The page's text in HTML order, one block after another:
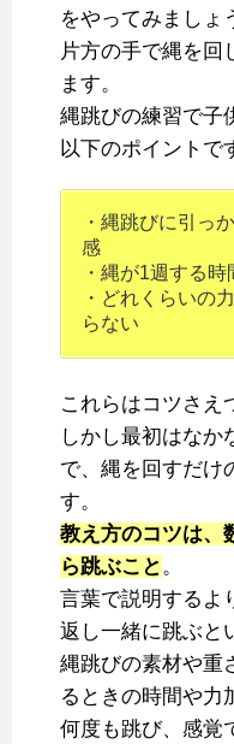
をやってみましょ
片方の手で縄を回
ます。
縄跳びの練習で子
以下のポイントで
・縄跳びに引っ
感
・縄が1週する
・どれくらいの
らない
これらはコツさえ
しかし最初はなか
で、縄を回すだけ
す。
教え方のコツは、
ら跳ぶこと。
言葉で説明するよ
返し一緒に跳ぶと
縄跳びの素材や重
るときの時間や力
何度も跳び、感覚